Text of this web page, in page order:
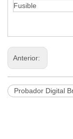
Fusible
Anterior:
Probador Digital